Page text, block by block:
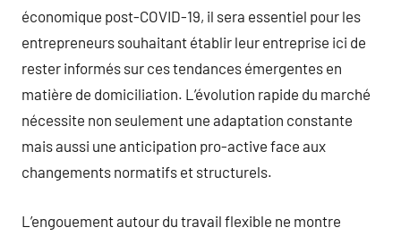
économique post-COVID-19, il sera essentiel pour les
entrepreneurs souhaitant établir leur entreprise ici de
rester informés sur ces tendances émergentes en
matière de domiciliation. L’évolution rapide du marché
nécessite non seulement une adaptation constante
mais aussi une anticipation pro-active face aux
changements normatifs et structurels.
L’engouement autour du travail flexible ne montre